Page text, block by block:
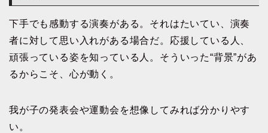
下手でも感動する演奏がある。それはたいてい、演奏
者に対して思い入れがある場合だ。応援している人、
頑張っている姿を知っている人。そういった“背景”があ
るからこそ、心が動く。
我が子の発表会や運動会を想像してみれば分かりやす
い。